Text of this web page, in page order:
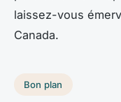
laissez-vous
Canada.
Bon plan